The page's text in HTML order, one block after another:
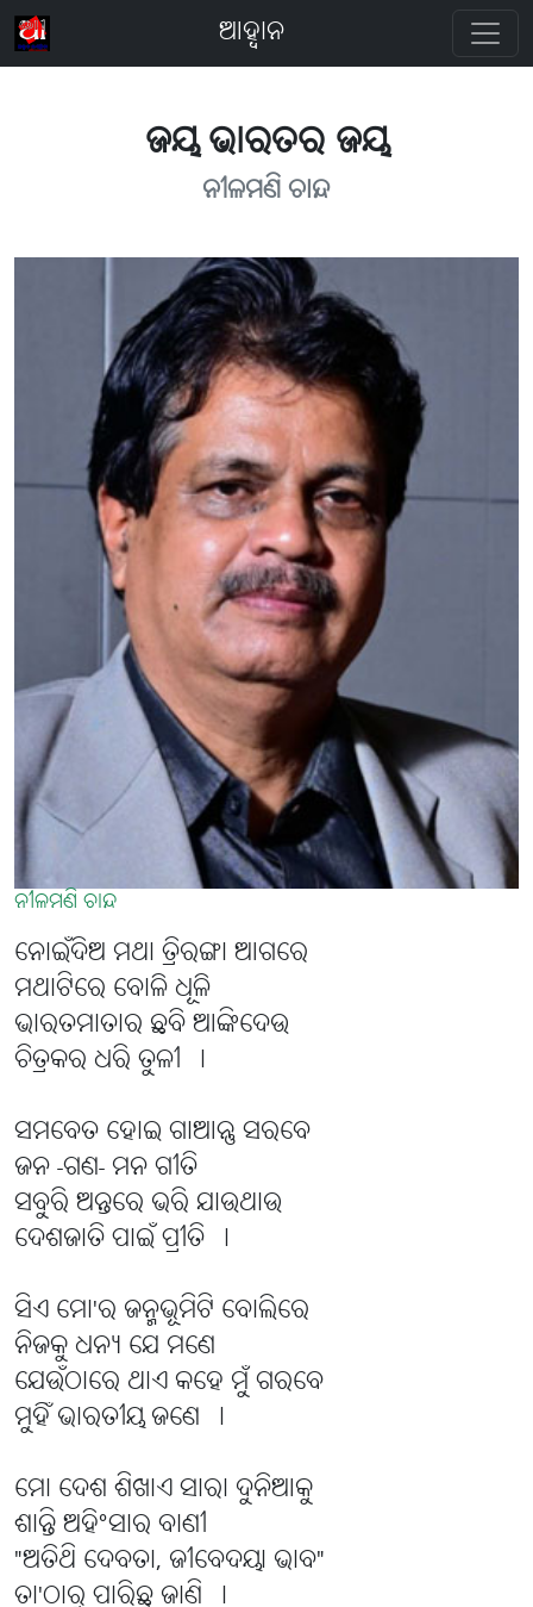
ଆହ୍ବାନ
ଜୟ ଭାରତର ଜୟ
ନୀଳମଣି ଚାନ୍ଦ
ନୀଳମଣି ଚାନ୍ଦ
ନୋଇଁଦିଅ ମଥା ତ୍ରିରଙ୍ଗା ଆଗରେ
ମଥାଟିରେ ବୋଳି ଧୂଳି
ଭାରତମାତାର ଛବି ଆଙ୍କିଦେଉ
ଚିତ୍ରକର ଧରି ତୁଳୀ ।
ସମବେତ ହୋଇ ଗାଆନ୍ତୁ ସରବେ
ଜନ -ଗଣ- ମନ ଗୀତି
ସବୁରି ଅନ୍ତରେ ଭରି ଯାଉଥାଉ
ଦେଶଜାତି ପାଇଁ ପ୍ରୀତି ।
ସିଏ ମୋ'ର ଜନ୍ମଭୂମିଟି ବୋଲିରେ
ନିଜକୁ ଧନ୍ୟ ଯେ ମଣେ
ଯେଉଁଠାରେ ଥାଏ କହେ ମୁଁ ଗରବେ
ମୁହିଁ ଭାରତୀୟ ଜଣେ ।
ମୋ ଦେଶ ଶିଖାଏ ସାରା ଦୁନିଆକୁ
ଶାନ୍ତି ଅହିଂସାର ବାଣୀ
"ଅତିଥି ଦେବତା, ଜୀବେଦୟା ଭାବ"
ତା'ଠାରୁ ପାରିଛୁ ଜାଣି ।